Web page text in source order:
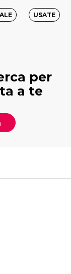
USATE
per
a te